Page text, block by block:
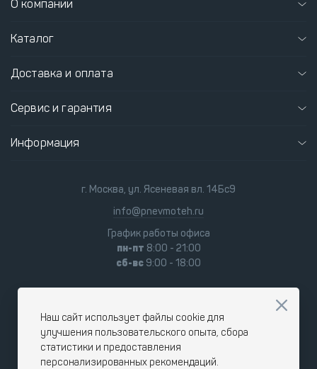
О компании
Каталог
Доставка и оплата
Сервис и гарантия
Информация
г. Москва, ул. Ясеневая вл. 14Бс9
info@pnevmoteh.ru
График работы офиса
пн-пт 8:00 - 21:00
сб-вс 9:00 - 18:00
Наш сайт использует файлы cookie для
улучшения пользовательского опыта, сбора
статистики и предоставления
персонализированных рекомендаций.